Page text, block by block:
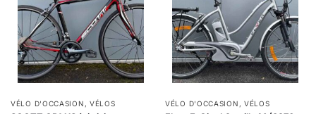
VÉLO D'OCCASION , VÉLOS VÉLO D'OCCASION , VÉLOS